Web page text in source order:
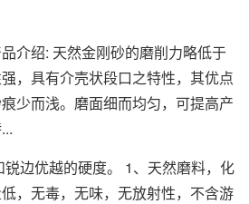
绍: 天然金刚砂的磨削力略低于
，具有介壳状段口之特性，其优点
少而浅。磨面细而均匀，可提高产
边优越的硬度。 1、天然磨料，化
，无毒，无味，无放射性，不含游